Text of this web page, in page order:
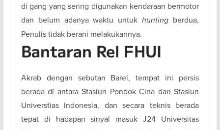
di gang yang sering digunakan kendaraan bermotor
dan belum adanya waktu untukhunting berdua,
Penulis tidak berani melakukannya.
Bantaran Rel FHUI
Akrab dengan sebutan Barel, tempat ini persis
berada di antara Stasiun Pondok Cina dan Stasiun
Universtias Indonesia, dan secara teknis berada
tepat di hadapan sinyal masuk J24 Universitas